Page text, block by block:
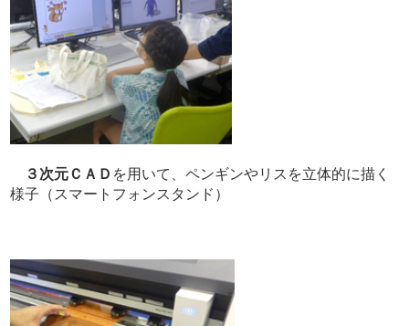
３次元ＣＡＤ を用いて、ペンギンやリスを立体的に描く
様子（スマートフォンスタンド）